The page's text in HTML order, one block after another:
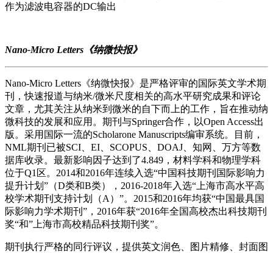
作为滤波电容器的DC输出
Nano-Micro Letters《纳微快报》
Nano-Micro Letters《纳微快报》是严格评审的国际英文学术期
刊，快速报道与纳米/微米尺度相关的高水平研究成果和评论
文章，尤其关注从纳米到微米的自下而上的工作，旨在推动纳
微科技的发展和应用。期刊与Springer合作，以Open Access出
版。采用国际一流的Scholarone Manuscripts编审系统。目前，
NML期刊已被SCI、EI、SCOPUS、DOAJ、知网、万方等数
据库收录。最新影响因子达到了4.849，材料学科和物理学科
位于Q1区。2014和2016年连续入选“中国科技期刊国际影响力
提升计划”（D类和B类），2016-2018年入选“上海市高水平高
校学术期刊支持计划（A）”。2015和2016年均获“中国最具国
际影响力学术期刊”，2016年获“2016年全国高校杰出科技期刊
奖“和”上海市高校精品科技期刊奖”。
期刊执行严格的同行评议，提供英文润色、图片精修、封面图